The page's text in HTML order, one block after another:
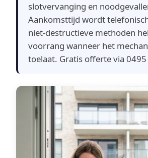
slotvervanging en
Aankomsttijd wordt
niet-destructieve methoden
voorrang wanneer het
toelaat. Gratis offerte via